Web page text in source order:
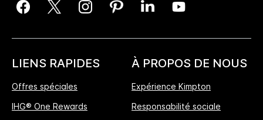
LIENS RAPIDES
Offres spéciales
IHG® One Rewards
À PROPOS DE NOUS
Expérience Kimpton
Responsabilité sociale